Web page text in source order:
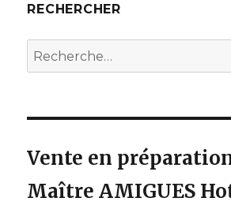
RECHERCHER
Recherche
pour
Vente en
Maître AMIGUES